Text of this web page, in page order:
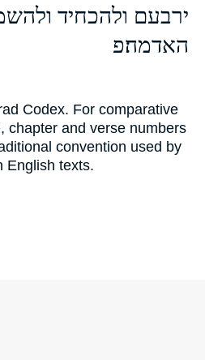
ירבעם ולהכחיד
האדמה׃פ
Codex. For comparative
chapter and verse numbers
convention used by
English texts.